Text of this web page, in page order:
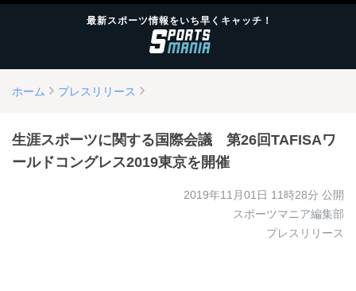
最新スポーツ情報をいち早くキャッチ！
ホーム プレスリリース
生涯スポーツに関する国際会議 第26回TAFISAワ
ールドコングレス2019東京を開催
2019年11月01日 11時28分 公開
スポーツマニア編集部
プレスリリース